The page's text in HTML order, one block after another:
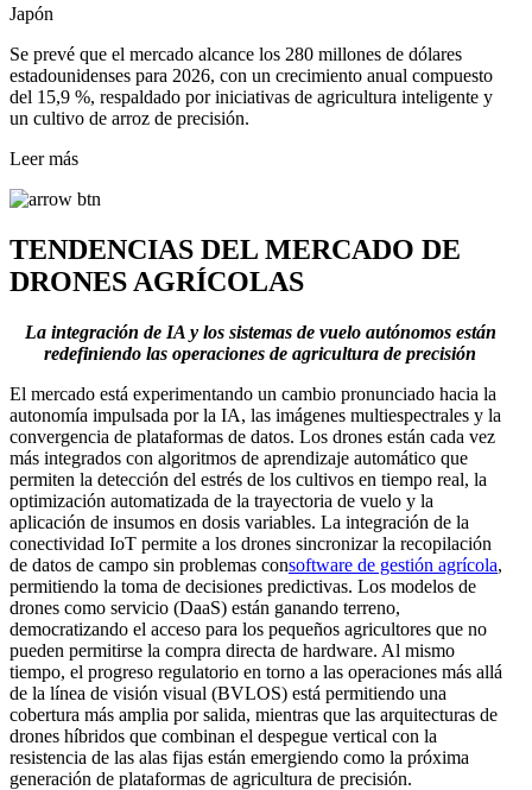
Japón
Se prevé que el mercado alcance los 280 millones de dólares
estadounidenses para 2026, con un crecimiento anual compuesto
del 15,9 %, respaldado por iniciativas de agricultura inteligente y
un cultivo de arroz de precisión.
Leer más
TENDENCIAS DEL MERCADO DE
DRONES AGRÍCOLAS
La integración de IA y los sistemas de vuelo autónomos están
redefiniendo las operaciones de agricultura de precisión
El mercado está experimentando un cambio pronunciado hacia la
autonomía impulsada por la IA, las imágenes multiespectrales y la
convergencia de plataformas de datos. Los drones están cada vez
más integrados con algoritmos de aprendizaje automático que
permiten la detección del estrés de los cultivos en tiempo real, la
optimización automatizada de la trayectoria de vuelo y la
aplicación de insumos en dosis variables. La integración de la
conectividad IoT permite a los drones sincronizar la recopilación
de datos de campo sin problemas consoftware de gestión agrícola,
permitiendo la toma de decisiones predictivas. Los modelos de
drones como servicio (DaaS) están ganando terreno,
democratizando el acceso para los pequeños agricultores que no
pueden permitirse la compra directa de hardware. Al mismo
tiempo, el progreso regulatorio en torno a las operaciones más allá
de la línea de visión visual (BVLOS) está permitiendo una
cobertura más amplia por salida, mientras que las arquitecturas de
drones híbridos que combinan el despegue vertical con la
resistencia de las alas fijas están emergiendo como la próxima
generación de plataformas de agricultura de precisión.